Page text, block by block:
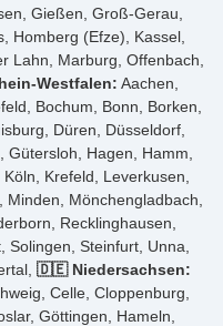
Gießen, Groß-Gerau,
Homberg (Efze), Kassel,
Lahn, Marburg, Offenbach,
Westfalen: Aachen,
Bochum, Bonn, Borken,
Düren, Düsseldorf,
Hagen, Hamm,
Krefeld, Leverkusen,
Mönchengladbach,
Recklinghausen,
Solingen, Steinfurt, Unna,
🇩🇪 Niedersachsen:
Celle, Cloppenburg,
Göttingen, Hameln,